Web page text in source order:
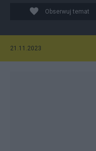
Obserwuj temat
21.11.2023